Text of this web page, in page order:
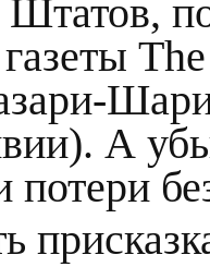
А
потери